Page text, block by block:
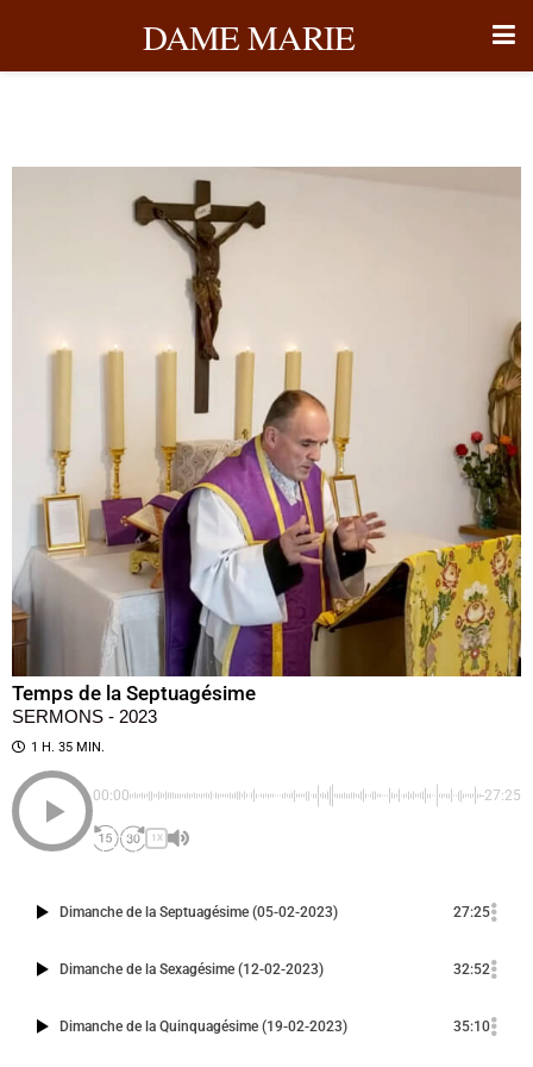
DAME MARIE
Temps de la Septuagésime
SERMONS - 2023
1 H. 35 MIN.
00:00 -27:25
1X
Dimanche de la Septuagésime (05-02-2023) 27:25
Dimanche de la Sexagésime (12-02-2023) 32:52
Dimanche de la Quinquagésime (19-02-2023) 35:10